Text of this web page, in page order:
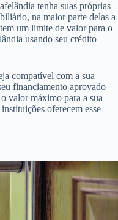
tenha suas próprias
na maior parte delas a
um limite de valor para o
usando seu crédito
compatível com a sua
financiamento aprovado
valor máximo para a sua
oferecem esse